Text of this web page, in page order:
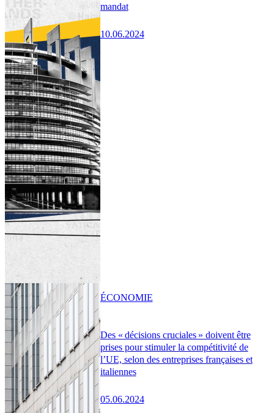
mandat
10.06.2024
Des « décisions cruciales » doivent être
prises pour stimuler la compétitivité de
l’UE, selon des entreprises françaises et
italiennes
05.06.2024
ÉCONOMIE